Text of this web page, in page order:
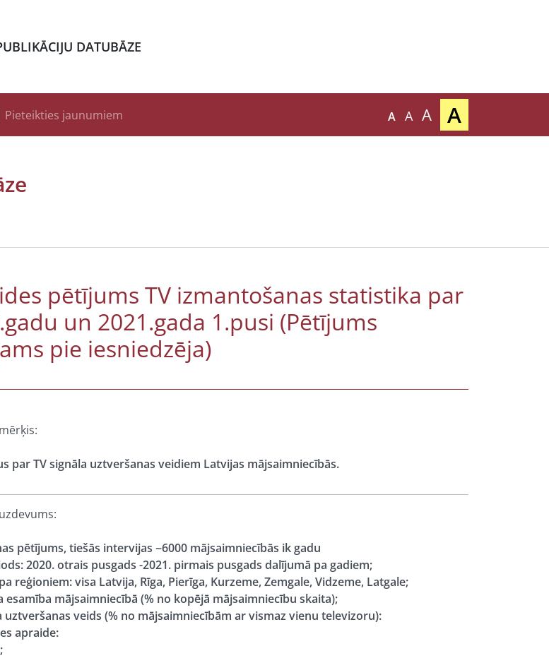
DATUBĀZE
Pieteikties jaunumiem A A A A
pētījums TV izmantošanas statistika par
un 2021.gada 1.pusi (Pētījums
pie iesniedzēja)
par TV signāla uztveršanas veidiem Latvijas mājsaimniecībās.
pētījums, tiešās intervijas ~6000 mājsaimniecībās ik gadu
2020. otrais pusgads -2021. pirmais pusgads dalījumā pa gadiem;
reģioniem: visa Latvija, Rīga, Pierīga, Kurzeme, Zemgale, Vidzeme, Latgale;
esamība mājsaimniecībā (% no kopējā mājsaimniecību skaita);
uztveršanas veids (% no mājsaimniecībām ar vismaz vienu televizoru):
apraide: